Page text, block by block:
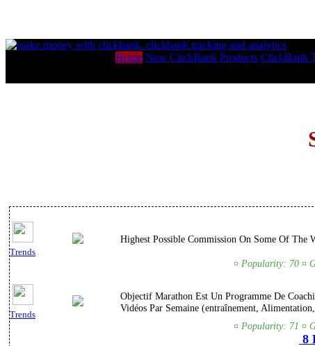
Home New ClickBank Products ClickBank
Trends
Highest Possible Commission On Some Of The
¤ Popularity: 70 ¤
Trends
Objectif Marathon Est Un Programme De
Vidéos Par Semaine (entraînement,
¤ Popularity: 71 ¤
8